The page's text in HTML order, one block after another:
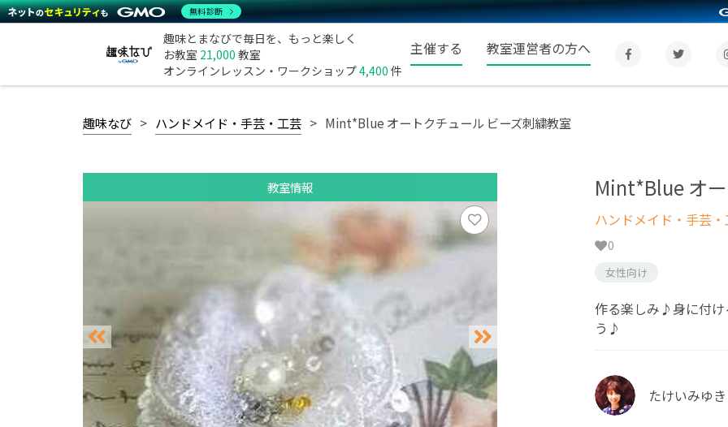
趣味とまなびで毎日を、もっと楽しく
お教室 21,000 教室
オンラインレッスン・ワークショップ4,400 件
主催する 教室運営者の方へ
趣味なび ハンドメイド・手芸・工芸 Mint*Blue オートクチュール ビーズ刺繍教室
教室情報 Mint*Blue オ
ハンドメイド・手芸
0
女性向け
作る楽しみ♪身に付
う♪
たけいみゆき
無料診断